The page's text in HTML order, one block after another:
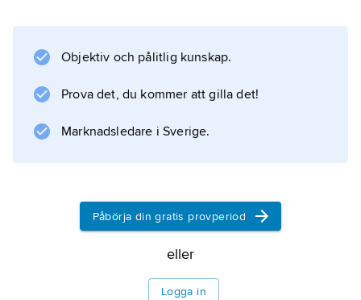
den brittiska traditionen för vetenskaplig
Objektiv och pålitlig kunskap.
Prova det, du kommer att gilla det!
Marknadsledare i Sverige.
Påbörja din gratis provperiod
eller
Logga in